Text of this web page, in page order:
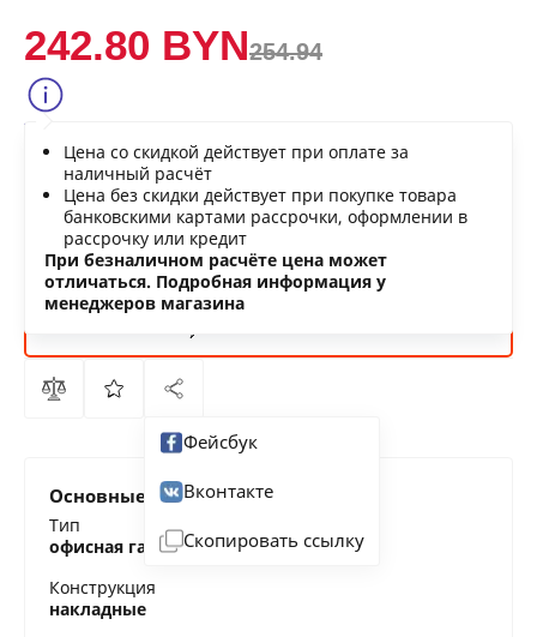
242.80 BYN254.94
Цена со скидкой действует при оплате за
наличный расчёт
Цена без скидки действует при покупке товара
банковскими картами рассрочки, оформлении в
рассрочку или кредит
При безналичном расчёте цена может
отличаться. Подробная информация у
менеджеров магазина
Нашли дешевле?
Фейсбук
Вконтакте
Скопировать ссылку
Основные характеристики
Тип
офисная гарнитура
Конструкция
накладные